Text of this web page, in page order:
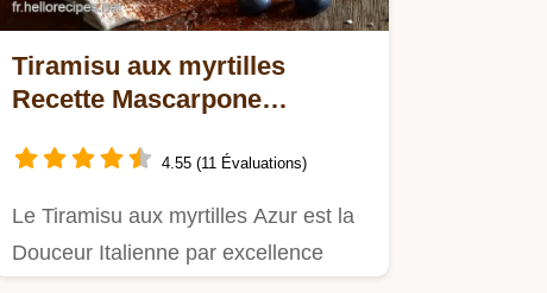
Tiramisu aux myrtilles
Recette Mascarpone
4.55 (11 Évaluations)
Le Tiramisu aux myrtilles Azur est la
Douceur Italienne par excellence